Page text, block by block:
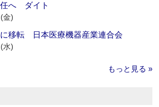
任へ ダイト
金)
移転 日本医療機器産業連合会
水)
もっと見る »